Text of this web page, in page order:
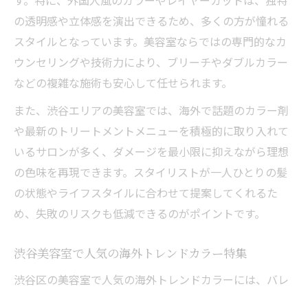
の透明感や立体感を演出できるため、多くの方が憧れる
スタイルとなっています。美容室ならではの専門的なカ
ウンセリングや技術力により、ブリーチやダブルカラー
などの複雑な施術も安心して任せられます。
また、渋谷エリアの美容室では、海外で話題のカラー剤
や最新のトリートメントメニューを積極的に取り入れて
いるサロンが多く、ダメージを最小限に抑えながら理想
の色味を再現できます。スタイリストが一人ひとりの髪
の状態やライフスタイルに合わせて提案してくれるた
め、失敗のリスクも低減できるのがポイントです。
渋谷美容室で人気の海外トレンドカラー特集
渋谷区の美容室で人気の海外トレンドカラーには、バレ